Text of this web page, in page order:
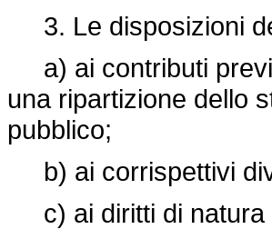
3. Le disposizioni
a) ai contributi
una ripartizione dello
pubblico;
b) ai corrispettivi
c) ai diritti di natura